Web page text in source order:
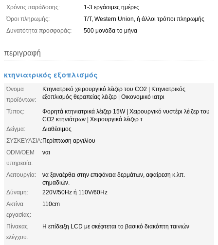
Χρόνος παράδοσης:
1-3 εργάσιμες ημέρες
Όροι πληρωμής:
T/T, Western Union, ή άλλοι τρόποι πληρωμής
Δυνατότητα προσφοράς:
500 μονάδα το μήνα
περιγραφή
κτηνιατρικός εξοπλισμός
Όνομα
προϊόντων:
Κτηνιατρικό χειρουργικό λέιζερ του CO2 | Κτηνιατρικός
εξοπλισμός θεραπείας λέιζερ | Οικονομικό ιατρι
Τύπος:
Φορητά κτηνιατρικά λέιζερ 15W | Χειρουργικό νυστέρι λέιζερ του
CO2 κτηνιάτρων | Χειρουργικά λέιζερ τ
Δείγμα:
Διαθέσιμος
ΣΥΣΚΕΥΑΣΙΑ:Περίπτωση αργιλίου
ODM/OEM
υπηρεσία:
ναι
Λειτουργία:
να ξαναέρθει στην επιφάνεια δερμάτων, αφαίρεση κ.λπ.
σημαδιών.
Δύναμη:
220V/50Hz ή 110V/60Hz
Ακτίνα
εργασίας:
110cm
Πίνακας
ελέγχου:
Η επίδειξη LCD με σκέφτεται το βασικό διακόπτη ταινιών